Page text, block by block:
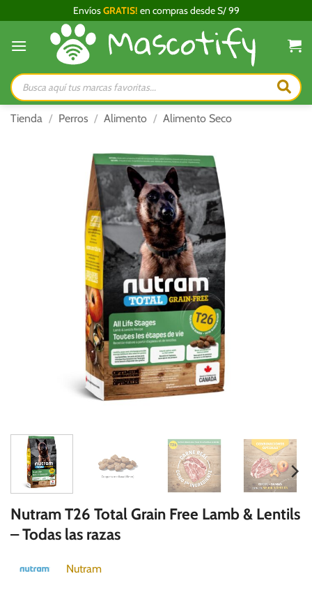
al
contenido
EnvíosGRATIS! en compras desde S/ 99
Búsqueda
de
productos
Tienda / Perros / Alimento / Alimento Seco
Nutram T26 Total Grain Free Lamb & Lentils
– Todas las razas
Nutram